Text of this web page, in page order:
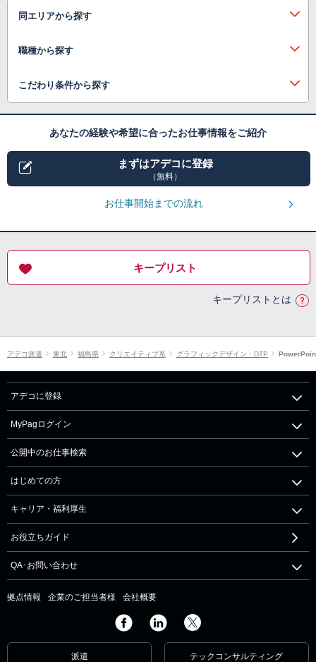
同エリアから探す
職種から探す
こだわり条件から探す
あなたの経験や希望に合ったお仕事情報をご紹介
まずはアデコに登録
（無料）
お仕事開始までの流れ
キープリスト
キープリストとは
アデコ派遣 東北 福島県 クリエイティブ系 グラフィックデザイン・DTP
アデコに登録
MyPagログイン
公開中のお仕事検索
はじめての方
キャリア・福利厚生
お役立ちガイド
QA･お問い合わせ
拠点情報 企業のご担当者様 会社概要
派遣 テックコンサルティング